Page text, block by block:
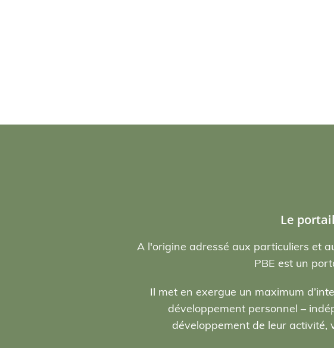
Le
A l'origine adressé aux particuliers et
PBE est un
Il met en exergue un maximum
développement personnel –
développement de leur activité,